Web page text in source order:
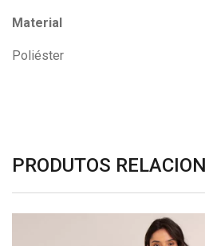
Material
Poliéster
PRODUTOS